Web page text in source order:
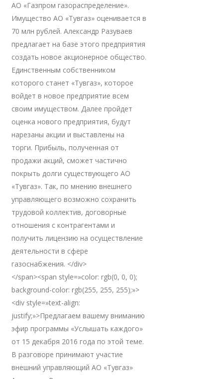
АО «Газпром газораспределение».
Имущество АО «Тувгаз» оценивается в
70 млн рублей. Александр Разуваев
предлагает на базе этого предприятия
создать новое акционерное общество.
Единственным собственником
которого станет «Тувгаз», которое
войдет в новое предприятие всем
своим имуществом. Далее пройдет
оценка нового предприятия, будут
нарезаны акции и выставлены на
торги. Прибыль, полученная от
продажи акций, сможет частично
покрыть долги существующего АО
«Тувгаз». Так, по мнению внешнего
управляющего возможно сохранить
трудовой коллектив, договорные
отношения с контрагентами и
получить лицензию на осуществление
деятельности в сфере
газоснабжения. </div>
</span><span style=»color: rgb(0, 0, 0);
background-color: rgb(255, 255, 255);»>
<div style=»text-align:
justify;»>Предлагаем вашему вниманию
эфир программы «Услышать каждого»
от 15 декабря 2016 года по этой теме.
В разговоре принимают участие
внешний управляющий АО «Тувгаз»